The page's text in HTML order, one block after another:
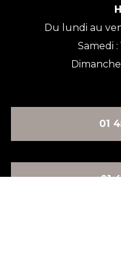
Du lundi au
Samedi
01
01